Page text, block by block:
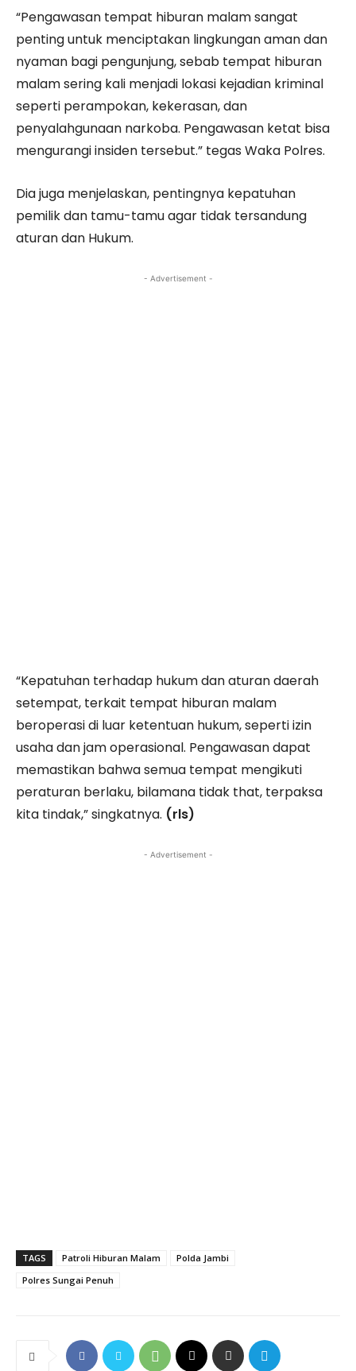
“Pengawasan tempat hiburan malam sangat
penting untuk menciptakan lingkungan aman dan
nyaman bagi pengunjung, sebab tempat hiburan
malam sering kali menjadi lokasi kejadian kriminal
seperti perampokan, kekerasan, dan
penyalahgunaan narkoba. Pengawasan ketat bisa
mengurangi insiden tersebut.” tegas Waka Polres.
Dia juga menjelaskan, pentingnya kepatuhan
pemilik dan tamu-tamu agar tidak tersandung
aturan dan Hukum.
- Advertisement -
“Kepatuhan terhadap hukum dan aturan daerah
setempat, terkait tempat hiburan malam
beroperasi di luar ketentuan hukum, seperti izin
usaha dan jam operasional. Pengawasan dapat
memastikan bahwa semua tempat mengikuti
peraturan berlaku, bilamana tidak that, terpaksa
kita tindak,” singkatnya. (rls)
- Advertisement -
TAGS Patroli Hiburan Malam
Polda Jambi
Polres Sungai Penuh